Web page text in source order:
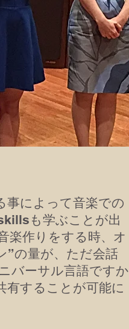
事によって音楽での
も学ぶことが出
楽作りをする時、オ
”の量が、ただ会話
バーサル言語ですか
有することが可能に